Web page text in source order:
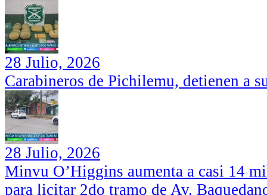
28 Julio, 2026
Carabineros de Pichilemu, detienen a
28 Julio, 2026
Minvu O’Higgins aumenta a casi 14
para licitar 2do tramo de Av.